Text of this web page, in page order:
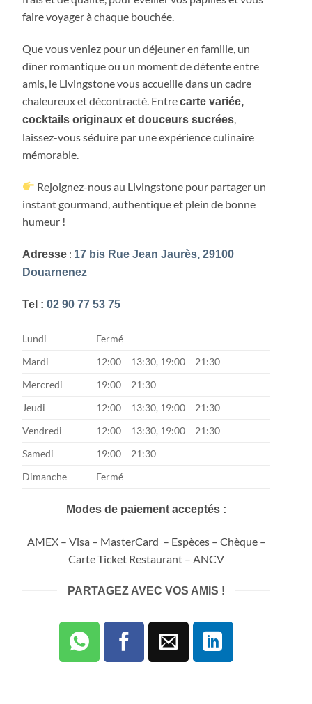
faire voyager à chaque bouchée.
Que vous veniez pour un déjeuner en famille, un
dîner romantique ou un moment de détente entre
amis, le Livingstone vous accueille dans un cadre
chaleureux et décontracté. Entrecarte variée,
cocktails originaux et douceurs sucrées,
laissez-vous séduire par une expérience culinaire
mémorable.
Rejoignez-nous au Livingstone pour partager un
instant gourmand, authentique et plein de bonne
humeur !
Adresse : 17 bis Rue Jean Jaurès, 29100
Douarnenez
Tel : 02 90 77 53 75
Lundi
Fermé
Mardi
12:00 – 13:30, 19:00 – 21:30
Mercredi
19:00 – 21:30
Jeudi
12:00 – 13:30, 19:00 – 21:30
Vendredi
12:00 – 13:30, 19:00 – 21:30
Samedi
19:00 – 21:30
Dimanche
Fermé
Modes de paiement acceptés :
AMEX – Visa – MasterCard – Espèces – Chèque –
Carte Ticket Restaurant – ANCV
PARTAGEZ AVEC VOS AMIS !